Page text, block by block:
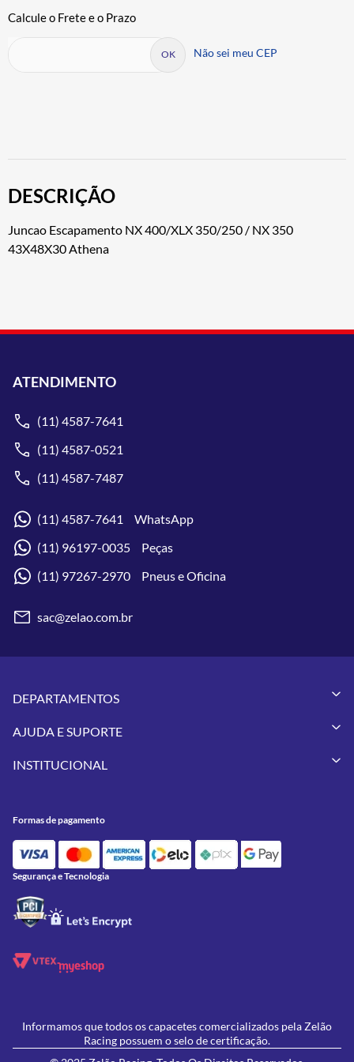
Não sei meu CEP
DESCRIÇÃO
Juncao Escapamento NX 400/XLX 350/250 / NX 350
43X48X30 Athena
ATENDIMENTO
(11) 4587-7641
(11) 4587-0521
(11) 4587-7487
(11) 4587-7641 WhatsApp
(11) 96197-0035 Peças
(11) 97267-2970 Pneus e Oficina
sac@zelao.com.br
DEPARTAMENTOS
Vestuários
Pneus
Utilidades
Feminino
Lançamentos
AJUDA E SUPORTE
Meus Pedidos
Política de Privacidade
Política de Campanhas e promoções
INSTITUCIONAL
Contato
Oficina/Serviços
Formas de pagamento
Segurança e Tecnologia
Informamos que todos os capacetes comercializados pela Zelão
Racing possuem o selo de certificação.